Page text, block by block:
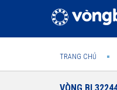
TRANG CHỦ